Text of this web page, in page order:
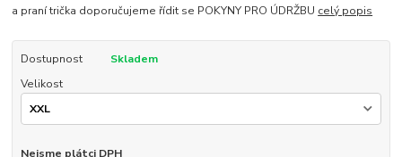
a praní trička doporučujeme řídit se POKYNY PRO ÚDRŽBU celý popis
Dostupnost
Skladem
Velikost
Nejsme plátci DPH